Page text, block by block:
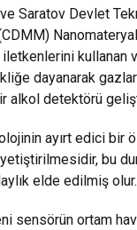
Saratov Devlet
iletkenlerini kullanan
dayanarak
alkol detektörü
ayırt edici bir
bu
elde edilmiş olur.
sensörün ortam